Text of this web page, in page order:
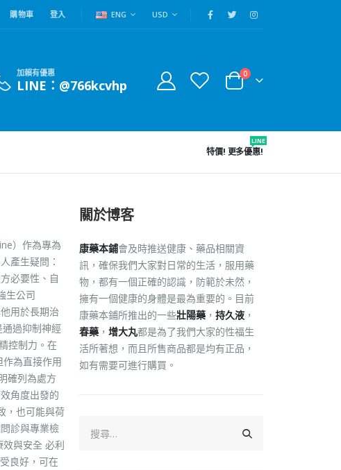
購物車 登入 ENG USD
加賴有優惠
LINE：@766kcvhp
0
特價! 更多優惠!
LINE
）作為專為
產生疑問：
必要性、自
生公司
用於長期治
過抑制神經
控制力。在
為直接作用
確列為處方
角度出發的
，也可能與荷
診與專業檢
與安全 必利
良好，可在
關於博客
康藥本鋪會及時推送健康、藥品相關資
訊，確保我們大家對日常的生活，服用藥
物，都有一個正確的認識，防範於未然，
擁有一個健康的身體是最為重要的。目前
康藥本鋪所推出的一些壯陽藥 ， 持久液 ，
春藥 ， 增大丸都是為了我們大家的性福生
活所著想，而且所售商品都是均有正品，
如有需要可進行購買。